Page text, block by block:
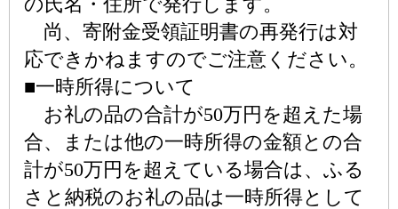
尚、寄附金受領証明書の再発行は対
応できかねますのでご注意ください。
■一時所得について
お礼の品の合計が50万円を超えた場
合、または他の一時所得の金額との合
計が50万円を超えている場合は、ふる
さと納税のお礼の品は一時所得として